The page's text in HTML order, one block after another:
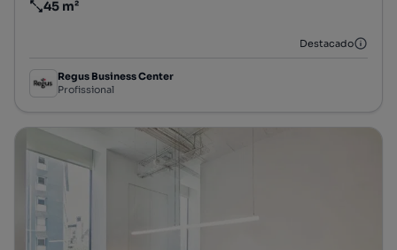
Preço por metro quadrado
45 m²
Destacado
Regus Business Center
Profissional